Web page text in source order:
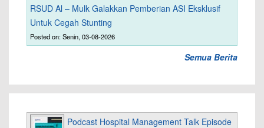
RSUD Al – Mulk Galakkan Pemberian ASI Eksklusif
Untuk Cegah Stunting
Posted on: Senin, 03-08-2026
Semua Berita
Podcast Hospital Management Talk Episode